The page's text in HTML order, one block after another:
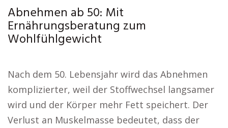
Abnehmen ab 50: Mit
Ernährungsberatung zum
Wohlfühlgewicht
Nach dem 50. Lebensjahr wird das Abnehmen
komplizierter, weil der Stoffwechsel langsamer
wird und der Körper mehr Fett speichert. Der
Verlust an Muskelmasse bedeutet, dass der